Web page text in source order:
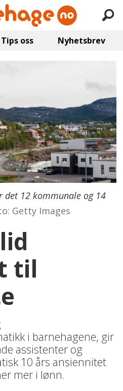
Tips oss Nyhetsbrev
det 12 kommunale og 14
Getty Images
til
i barnehagene, gir
assistenter og
10 års ansiennitet
mer i lønn.